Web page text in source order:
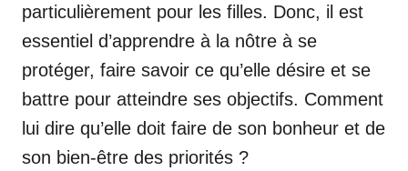
particulièrement pour les filles. Donc, il est
essentiel d’apprendre à la nôtre à se
protéger, faire savoir ce qu’elle désire et se
battre pour atteindre ses objectifs. Comment
lui dire qu’elle doit faire de son bonheur et de
son bien-être des priorités ?